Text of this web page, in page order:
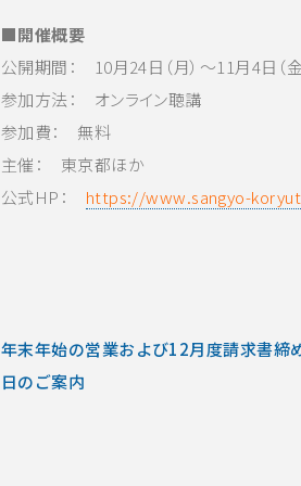
■開催概要
公開期間： 10月24日（月）～11月4日（
参加方法： オンライン聴講
参加費： 無料
主催： 東京都ほか
公式HP： https://www.sangyo-
年末年始の営業および12月度請求書締
日のご案内